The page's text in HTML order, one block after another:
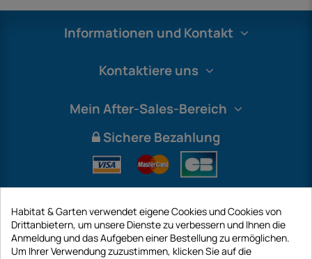
Informationen und Kontakt
Kontaktiere uns
Mein After-Sales-Bereich
Sichere Bezahlung
Habitat & Garten verwendet eigene Cookies und Cookies von
Drittanbietern, um unsere Dienste zu verbessern und Ihnen die
Anmeldung und das Aufgeben einer Bestellung zu ermöglichen.
Um Ihrer Verwendung zuzustimmen, klicken Sie auf die